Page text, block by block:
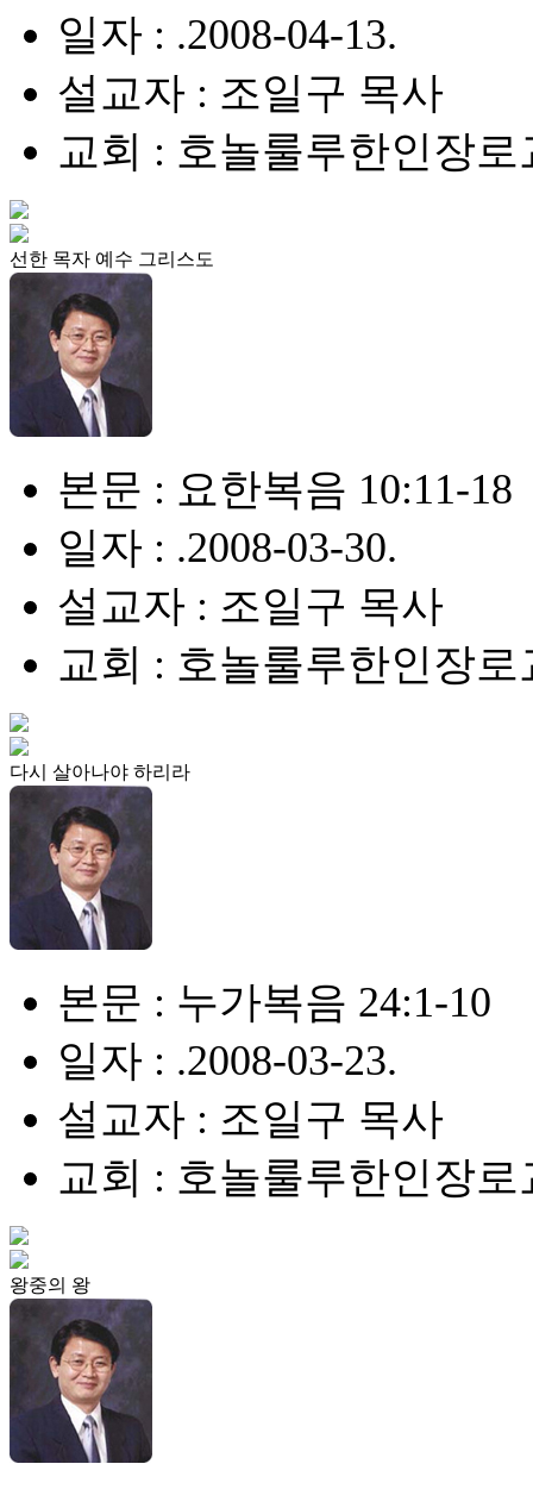
일자 : .2008-04-13.
설교자 : 조일구 목사
교회 : 호놀룰루한인장로
선한 목자 예수 그리스도
본문 : 요한복음 10:11-18
일자 : .2008-03-30.
설교자 : 조일구 목사
교회 : 호놀룰루한인장로
다시 살아나야 하리라
본문 : 누가복음 24:1-10
일자 : .2008-03-23.
설교자 : 조일구 목사
교회 : 호놀룰루한인장로
왕중의 왕